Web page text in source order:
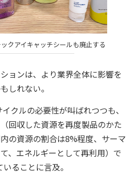
クアイキャッチシールも廃止する
ョンは、より業界全体に影響を
しれない。
クルの必要性が叫ばれつつも、
回収した資源を再度製品のかた
の資源の割合は8%程度、サーマ
、エネルギーとして再利用）で
ることに言及。